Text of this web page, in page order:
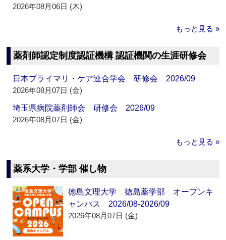
2026年08月06日 (木)
もっと見る »
薬剤師認定制度認証機構 認証機関の生涯研修会
日本プライマリ・ケア連合学会 研修会 2026/09
2026年08月07日 (金)
埼玉県病院薬剤師会 研修会 2026/09
2026年08月07日 (金)
もっと見る »
薬系大学・学部 催し物
徳島文理大学 徳島薬学部 オープンキ
ャンパス 2026/08-2026/09
2026年08月07日 (金)